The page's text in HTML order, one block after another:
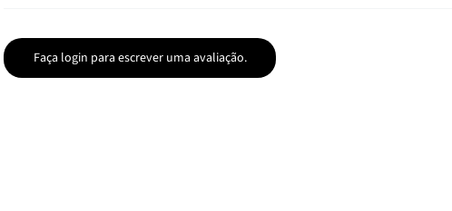
Faça login para escrever uma avaliação.